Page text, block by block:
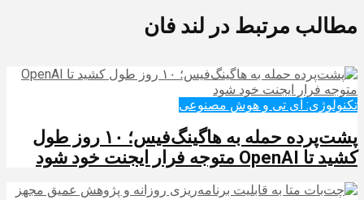
مطالب مرتبط در لند فان
تکنولوژی: آی تی و هوش مصنوعی
پشت‌پرده حمله به هاگینگ‌فیس؛ ۱۰ روز طول
کشید تا OpenAI متوجه فرار ایجنت خود شود